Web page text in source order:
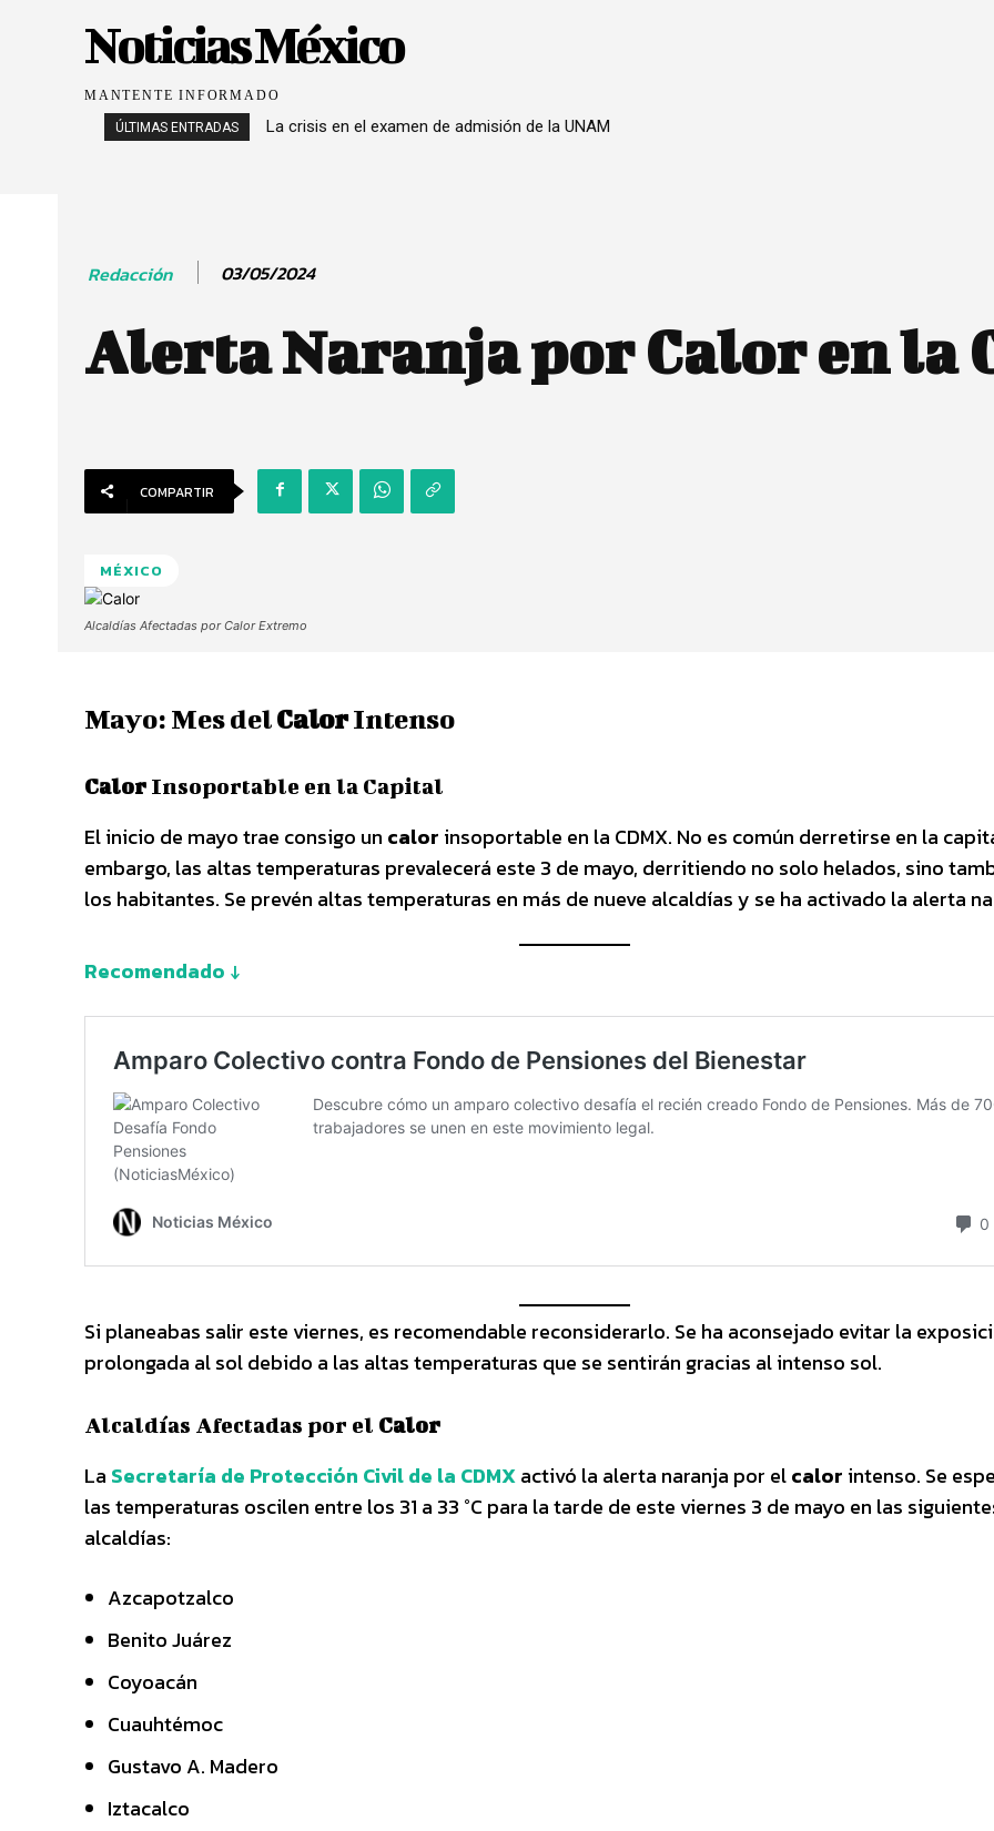
Noticias México
MANTENTE INFORMADO
ÚLTIMAS ENTRADAS La crisis en el examen de admisión de la UNAM
Redacción 03/05/2024
Alerta Naranja por Calor en la
COMPARTIR
MÉXICO
Alcaldías Afectadas por Calor Extremo
Mayo: Mes delCalorIntenso
Calor Insoportable en la Capital
El inicio de mayo trae consigo un calor insoportable en la CDMX. No es común derretirse en la
embargo, las altas temperaturas prevalecerá este 3 de mayo, derritiendo no solo helados, sino
los habitantes. Se prevén altas temperaturas en más de nueve alcaldías y se ha activado la alerta
Recomendado ↓
Si planeabas salir este viernes, es recomendable reconsiderarlo. Se ha aconsejado evitar la
prolongada al sol debido a las altas temperaturas que se sentirán gracias al intenso sol.
Alcaldías Afectadas por el Calor
La Secretaría de Protección Civil de la CDMXactivó la alerta naranja por elcalor intenso. Se
las temperaturas oscilen entre los 31 a 33 °C para la tarde de este viernes 3 de mayo en las
alcaldías:
Azcapotzalco
Benito Juárez
Coyoacán
Cuauhtémoc
Gustavo A. Madero
Iztacalco